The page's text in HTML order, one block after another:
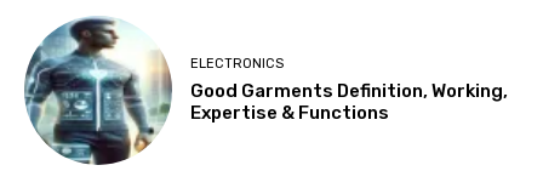
ELECTRONICS
Good Garments Definition, Working,
Expertise & Functions